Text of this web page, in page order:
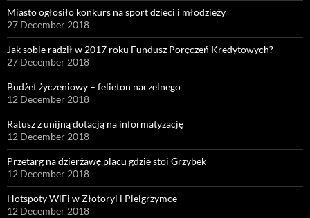
Miasto ogłosiło konkurs na sport dzieci i młodzieży
27 December 2018
Jak sobie radził w 2017 roku Fundusz Poręczeń Kredytowych?
27 December 2018
Budżet życzeniowy – felieton naczelnego
12 December 2018
Ratusz z unijną dotacją na informatyzację
12 December 2018
Przetarg na dzierżawę placu gdzie stoi Grzybek
12 December 2018
Hotspoty WiFi w Złotoryi i Pielgrzymce
12 December 2018